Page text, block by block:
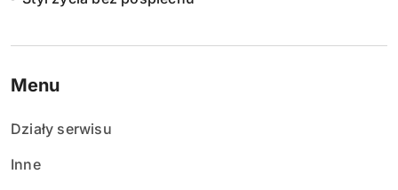
Menu
Działy serwisu
Inne